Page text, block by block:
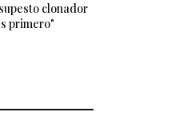
clonador
primero"